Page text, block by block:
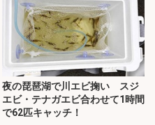
夜の琵琶湖で川エビ掬い スジ
エビ・テナガエビ合わせて1時間
で62匹キャッチ！